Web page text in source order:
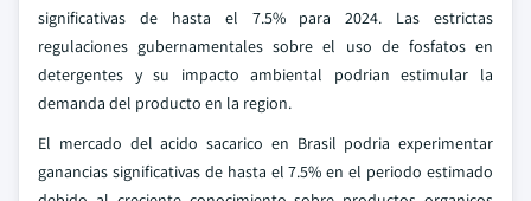
significativas de hasta el 7.5% para 2024. Las estrictas
regulaciones gubernamentales sobre el uso de fosfatos en
detergentes y su impacto ambiental podrian estimular la
demanda del producto en la region.
El mercado del acido sacarico en Brasil podria experimentar
ganancias significativas de hasta el 7.5% en el periodo estimado